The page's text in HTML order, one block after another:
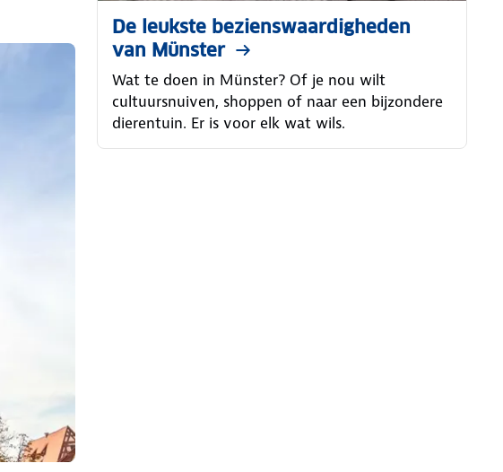
De leukste bezienswaardigheden
van Münster
Wat te doen in Münster? Of je nou wilt
cultuursnuiven, shoppen of naar een bijzondere
dierentuin. Er is voor elk wat wils.